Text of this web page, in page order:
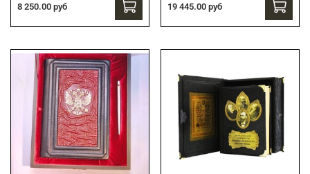
8 250.00 руб 19 445.00 руб